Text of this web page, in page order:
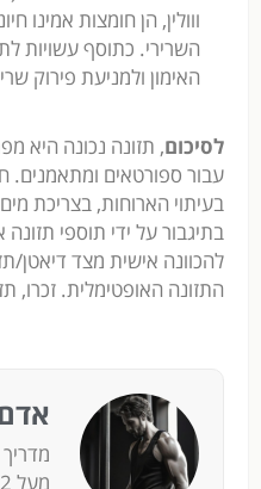
השרירי. כתוסף עשויות
האימון ולמניעת פירוק
לסיכום, תזונה נכונה היא
עבור ספורטאים ומתאמנים.
בעיתוי הארוחות, בצריכת
בתיגבור על ידי תוספי
להכוונה אישית מצד דיאטן/
התזונה האופטימלית. זכרו,